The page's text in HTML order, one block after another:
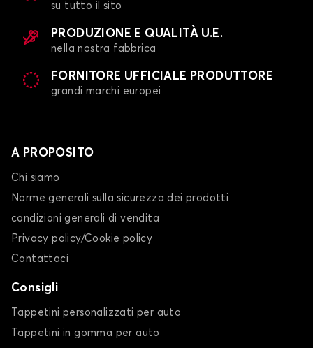
su tutto il sito
PRODUZIONE E QUALITÀ U.E.
nella nostra fabbrica
FORNITORE UFFICIALE PRODUTTORE
grandi marchi europei
A PROPOSITO
Chi siamo
Norme generali sulla sicurezza dei prodotti
condizioni generali di vendita
Privacy policy/Cookie policy
Contattaci
Consigli
Tappetini personalizzati per auto
Tappetini in gomma per auto